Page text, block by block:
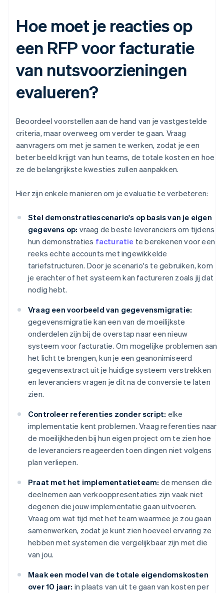
Hoe moet je reacties op
een RFP voor facturatie
van nutsvoorzieningen
evalueren?
Beoordeel voorstellen aan de hand van je vastgestelde
criteria, maar overweeg om verder te gaan. Vraag
aanvragers om met je samen te werken, zodat je een
beter beeld krijgt van hun teams, de totale kosten en hoe
ze de belangrijkste kwesties zullen aanpakken.
Hier zijn enkele manieren om je evaluatie te verbeteren:
Stel demonstratiescenario's op basis van je eigen
gegevens op: vraag de beste leveranciers om tijdens
hun demonstraties facturatie te berekenen voor een
reeks echte accounts met ingewikkelde
tariefstructuren. Door je scenario's te gebruiken, kom
je erachter of het systeem kan factureren zoals jij dat
nodig hebt.
Vraag een voorbeeld van gegevensmigratie:
gegevensmigratie kan een van de moeilijkste
onderdelen zijn bij de overstap naar een nieuw
systeem voor facturatie. Om mogelijke problemen aan
het licht te brengen, kun je een geanonimiseerd
gegevensextract uit je huidige systeem verstrekken
en leveranciers vragen je dit na de conversie te laten
zien.
Controleer referenties zonder script: elke
implementatie kent problemen. Vraag referenties naar
de moeilijkheden bij hun eigen project om te zien hoe
de leveranciers reageerden toen dingen niet volgens
plan verliepen.
Praat met het implementatieteam: de mensen die
deelnemen aan verkooppresentaties zijn vaak niet
degenen die jouw implementatie gaan uitvoeren.
Vraag om wat tijd met het team waarmee je zou gaan
samenwerken, zodat je kunt zien hoeveel ervaring ze
hebben met systemen die vergelijkbaar zijn met die
van jou.
Maak een model van de totale eigendomskosten
over 10 jaar: in plaats van uit te gaan van kosten per